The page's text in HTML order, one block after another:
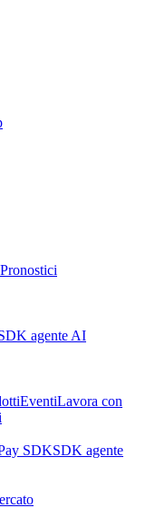
Pronostici
agente AI
EventiLavora con
SDKSDK agente